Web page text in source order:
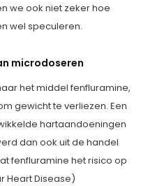
we ook niet zeker hoe
wel speculeren.
microdoseren
het middel fenfluramine,
gewicht te verliezen. Een
hartaandoeningen
dan ook uit de handel
fenfluramine het risico op
Heart Disease)